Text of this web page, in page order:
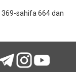
369-sahifa 664 dan